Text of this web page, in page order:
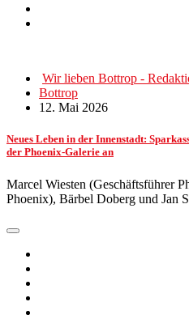
Wir lieben Bottrop -
Bottrop
12. Mai 2026
Neues Leben in der Innenstadt:
der Phoenix-Galerie an
Marcel Wiesten (Geschäftsführer
Phoenix), Bärbel Doberg und Jan